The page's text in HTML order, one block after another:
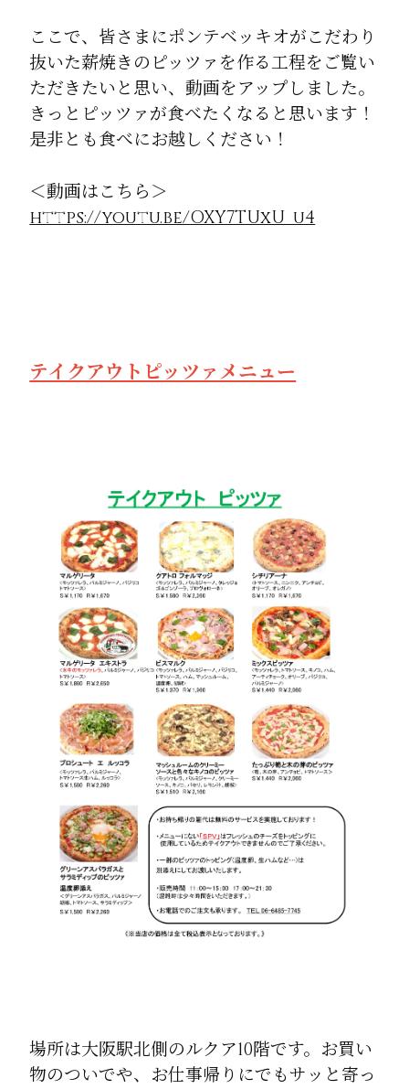
ここで、皆さまにポンテベッキオがこだわり
抜いた薪焼きのピッツァを作る工程をご覧い
ただきたいと思い、動画をアップしました。
きっとピッツァが食べたくなると思います！
是非とも食べにお越しください！
＜動画はこちら＞
https://youtu.be/OXY7TUxU_u4
テイクアウトピッツァメニュー
場所は大阪駅北側のルクア10階です。お買い
物のついでや、お仕事帰りにでもサッと寄っ